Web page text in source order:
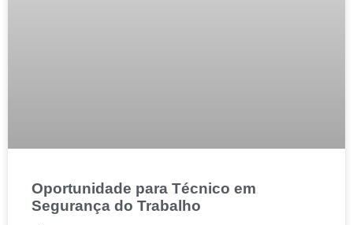
Oportunidade para Técnico em
Segurança do Trabalho